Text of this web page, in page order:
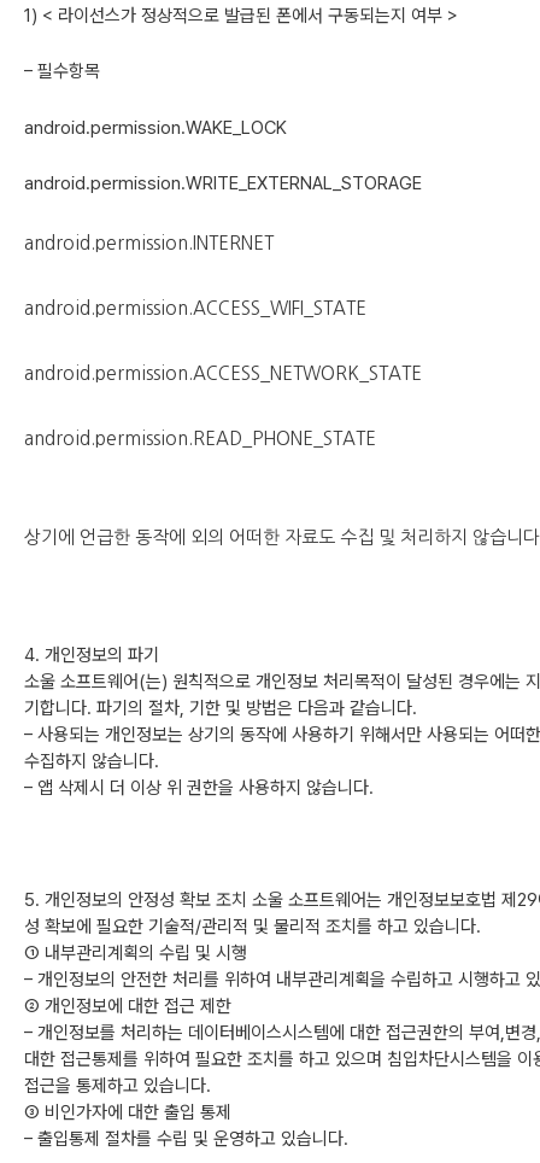
1) < 라이선스가 정상적으로 발급된 폰에서 구동되는지 여부 >
– 필수항목
android.permission.WAKE_LOCK
android.permission.WRITE_EXTERNAL_STORAGE
android.permission.INTERNET
android.permission.ACCESS_WIFI_STATE
android.permission.ACCESS_NETWORK_STATE
android.permission.READ_PHONE_STATE
상기에 언급한 동작에 외의 어떠한 자료도 수집 및 처리하지 않습니
4. 개인정보의 파기
소울 소프트웨어(는) 원칙적으로 개인정보 처리목적이 달성된 경우에는
기합니다. 파기의 절차, 기한 및 방법은 다음과 같습니다.
– 사용되는 개인정보는 상기의 동작에 사용하기 위해서만 사용되는 어떠
수집하지 않습니다.
– 앱 삭제시 더 이상 위 권한을 사용하지 않습니다.
5. 개인정보의 안정성 확보 조치 소울 소프트웨어는 개인정보보호법 제
성 확보에 필요한 기술적/관리적 및 물리적 조치를 하고 있습니다.
① 내부관리계획의 수립 및 시행
– 개인정보의 안전한 처리를 위하여 내부관리계획을 수립하고 시행하고
② 개인정보에 대한 접근 제한
– 개인정보를 처리하는 데이터베이스시스템에 대한 접근권한의 부여,변
대한 접근통제를 위하여 필요한 조치를 하고 있으며 침입차단시스템을
접근을 통제하고 있습니다.
③ 비인가자에 대한 출입 통제
– 출입통제 절차를 수립 및 운영하고 있습니다.